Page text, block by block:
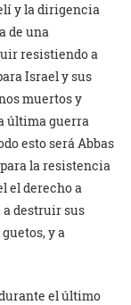
y la dirigencia
de una
resistiendo a
Israel y sus
muertos y
última guerra
esto será Abbas
la resistencia
el derecho a
destruir sus
y a
el último